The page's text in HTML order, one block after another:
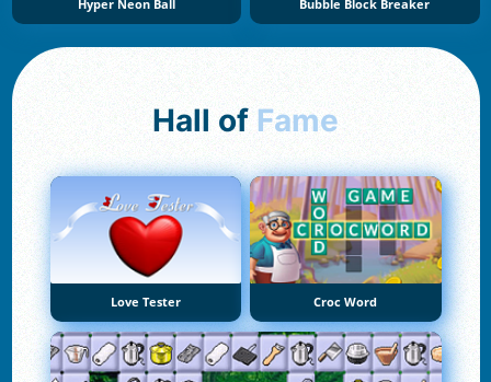
Hyper Neon Ball Bubble Block Breaker
Hall of Fame
Love Tester Croc Word